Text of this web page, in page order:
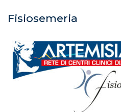
Fisiosemeria